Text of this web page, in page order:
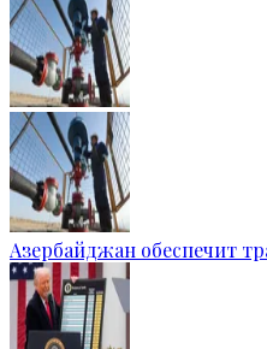
Азербайджан обеспечит